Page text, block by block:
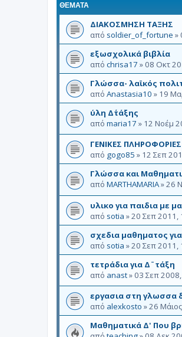
ΘΈΜΑΤΑ
ΔΙΑΚΟΣΜΗΣΗ ΤΑΞΗΣ
από soldier_of_fortune »
εξωσχολικά βιβλία
από chrisa17 » 08 Οκτ
Γλώσσα- λαϊκός
από Anastasia10 » 19
ύλη Δ΄τάξης
από maria17 » 12 Νοέμ
ΓΕΝΙΚΕΣ ΠΛΗΡΟΦΟΡΙΕΣ
από gogo85 » 12 Σεπ
Γλώσσα και
από MARTHAMARIA»26
υλικο για παιδια με
από sotia »20 Σεπ 2011,
σχεδια μαθηματος
από sotia »20 Σεπ 2011,
τετράδια για Δ¨τάξη
από anast» 03 Σεπ
εργασια στη γλωσσα
από alexkosto »26
Μαθηματικά Δ' Που